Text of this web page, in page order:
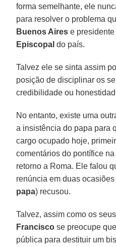
forma semelhante, ele
para resolver o problema
Buenos Aires e
Episcopal do país.
Talvez ele se sinta assim
posição de disciplinar os
credibilidade ou
No entanto, existe uma
a insistência do papa para
cargo ocupado hoje,
comentários do pontífice
retorno a Roma. Ele falou
renúncia em duas
papa) recusou.
Talvez, assim como os
Francisco se preocupe
pública para destituir um